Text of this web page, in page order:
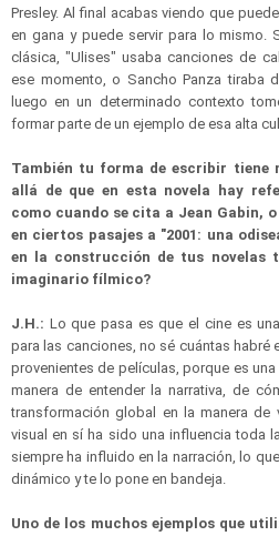
Presley. Al final acabas viendo que
en gana y puede servir para lo mismo.
clásica, "Ulises" usaba canciones de
ese momento, o Sancho Panza tiraba
luego en un determinado contexto
formar parte de un ejemplo de esa alta
También tu forma de escribir tiene
allá de que en esta novela hay
como cuando se cita a Jean Gabin,
en ciertos pasajes a "2001: una
en la construcción de tus novelas
imaginario fílmico?
J.H.: Lo que pasa es que el cine es
para las canciones, no sé cuántas habré
provenientes de películas, porque es
manera de entender la narrativa, de
transformación global en la manera de
visual en sí ha sido una influencia toda
siempre ha influido en la narración, lo
dinámico y te lo pone en bandeja.
Uno de los muchos ejemplos que